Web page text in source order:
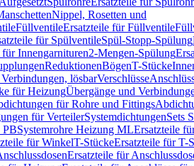
Nippel, Rosetten und
FüllventileErsatzteile für Füllventile
für SpülventileSpül-Stopp-Spülung
für Innengarnituren2-Mengen-Spülung
ReduktionenBögenT-Stücke
lösbarVerschlüsse
für HeizungÜbergänge und
für Rohre und Fittings
für VerteilerSystemdichtungenSets
PBSystemrohre Heizung MLErsatzteile
für WinkelT-StückeErsatzteile für T-
Ersatzteile für